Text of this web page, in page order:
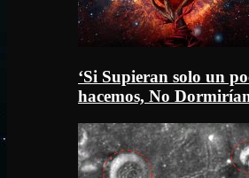
‘Si Supieran solo un
hacemos, No